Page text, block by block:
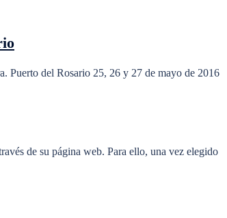
Puerto del Rosario 25, 26 y 27 de mayo de 2016
de su página web. Para ello, una vez elegido